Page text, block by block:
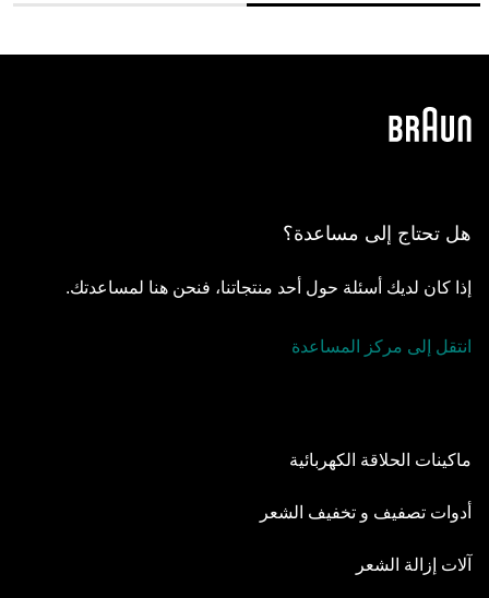
هل تحتاج إلى مساعدة؟
إذا كان لديك أسئلة حول أحد منتجاتنا، فنحن هنا لمساعدتك.
انتقل إلى مركز المساعدة
ماكينات الحلاقة الكهربائية
Series 9 Pro
أدوات تصفيف و تخفيف الشعر
أدوات تهذيب اللحية
آلات إزالة الشعر